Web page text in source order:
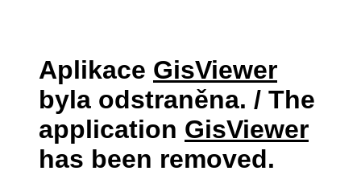
Aplikace GisViewer
byla odstraněna. / The
application GisViewer
has been removed.